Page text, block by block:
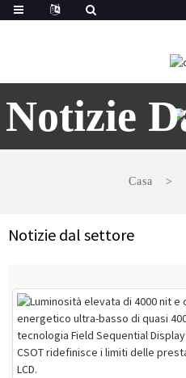
Notizie
Casa
Notizie dal settore